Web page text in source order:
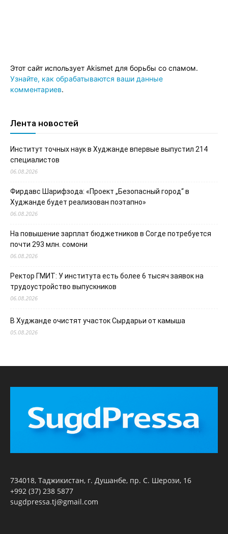
Этот сайт использует Akismet для борьбы со спамом.
Узнайте, как обрабатываются ваши данные
комментариев.
Лента новостей
Институт точных наук в Худжанде впервые выпустил 214
специалистов
06.08.2026
Фирдавс Шарифзода: «Проект „Безопасный город“ в
Худжанде будет реализован поэтапно»
06.08.2026
На повышение зарплат бюджетников в Согде потребуется
почти 293 млн. сомони
06.08.2026
Ректор ГМИТ: У института есть более 6 тысяч заявок на
трудоустройство выпускников
06.08.2026
В Худжанде очистят участок Сырдарьи от камыша
05.08.2026
734018, Таджикистан, г. Душанбе, пр. С. Шерози, 16
+992 (37) 238 5877
sugdpressa.tj@gmail.com